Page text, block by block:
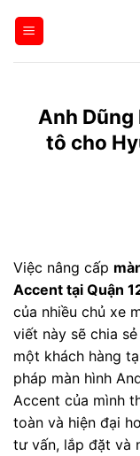
qua
Anh Dũng
tô cho
Việc nâng cấp
Accent tại Quận
của nhiều chủ xe
viết này sẽ chia
một khách hàng
pháp màn hình
Accent của mình
toàn và hiện đại
tư vấn, lắp đặt và